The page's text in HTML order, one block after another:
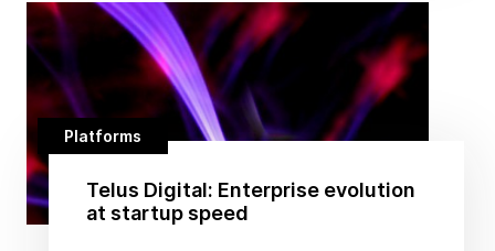
Platforms
Telus Digital: Enterprise evolution
at startup speed